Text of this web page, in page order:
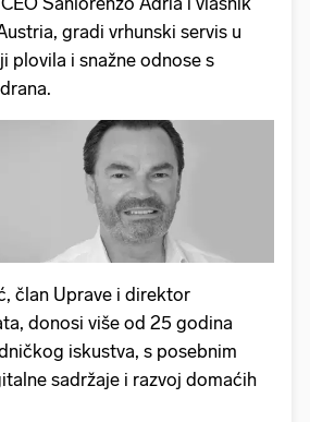
gradi vrhunski servis u
plovila i snažne odnose s
član Uprave i direktor
donosi više od 25 godina
iskustva, s posebnim
sadržaje i razvoj domaćih